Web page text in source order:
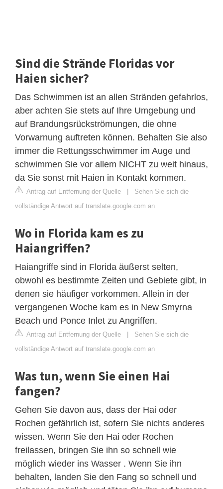
Sind die Strände Floridas vor
Haien sicher?
Das Schwimmen ist an allen Stränden gefahrlos,
aber achten Sie stets auf Ihre Umgebung und
auf Brandungsrückströmungen, die ohne
Vorwarnung auftreten können. Behalten Sie also
immer die Rettungsschwimmer im Auge und
schwimmen Sie vor allem NICHT zu weit hinaus,
da Sie sonst mit Haien in Kontakt kommen.
Antrag auf Entfernung der Quelle | Sehen Sie sich die
vollständige Antwort auf translate.google.com an
Wo in Florida kam es zu
Haiangriffen?
Haiangriffe sind in Florida äußerst selten,
obwohl es bestimmte Zeiten und Gebiete gibt, in
denen sie häufiger vorkommen. Allein in der
vergangenen Woche kam es in New Smyrna
Beach und Ponce Inlet zu Angriffen.
Antrag auf Entfernung der Quelle | Sehen Sie sich die
vollständige Antwort auf translate.google.com an
Was tun, wenn Sie einen Hai
fangen?
Gehen Sie davon aus, dass der Hai oder
Rochen gefährlich ist, sofern Sie nichts anderes
wissen. Wenn Sie den Hai oder Rochen
freilassen, bringen Sie ihn so schnell wie
möglich wieder ins Wasser . Wenn Sie ihn
behalten, landen Sie den Fang so schnell und